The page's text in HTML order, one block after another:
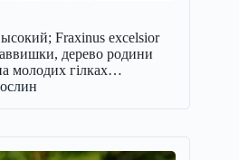
Fraxinus excelsior
дерево родини
молодих гілках…